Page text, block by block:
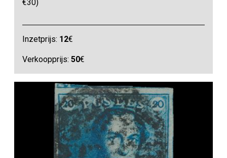
€30)
Inzetprijs: 12€
Verkoopprijs:50€